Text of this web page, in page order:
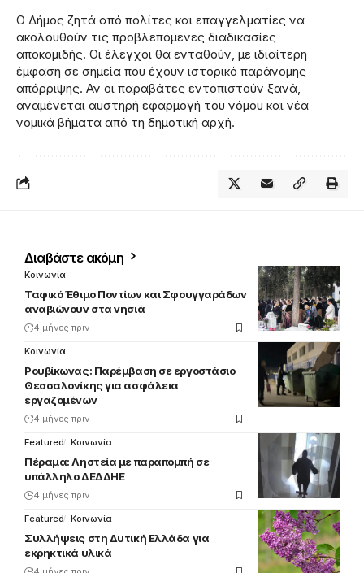
Ο Δήμος ζητά από πολίτες και επαγγελματίες να
ακολουθούν τις προβλεπόμενες διαδικασίες
αποκομιδής. Οι έλεγχοι θα ενταθούν, με ιδιαίτερη
έμφαση σε σημεία που έχουν ιστορικό παράνομης
απόρριψης. Αν οι παραβάτες εντοπιστούν ξανά,
αναμένεται αυστηρή εφαρμογή του νόμου και νέα
νομικά βήματα από τη δημοτική αρχή.
Διαβάστε ακόμη
Κοινωνία
Ταφικό Έθιμο Ποντίων και Σφουγγαράδων
αναβιώνουν στα νησιά
4 μήνες πριν
Κοινωνία
Ρουβίκωνας: Παρέμβαση σε εργοστάσιο
Θεσσαλονίκης για ασφάλεια
εργαζομένων
4 μήνες πριν
Featured Κοινωνία
Πέραμα: Ληστεία με παραπομπή σε
υπάλληλο ΔΕΔΔΗΕ
4 μήνες πριν
Featured Κοινωνία
Συλλήψεις στη Δυτική Ελλάδα για
εκρηκτικά υλικά